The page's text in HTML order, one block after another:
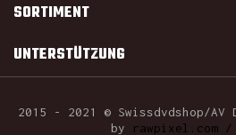
SORTIMENT
UNTERSTÜTZUNG
2015 - 2021 © Swissdvdshop/
by
rawpixel.com /